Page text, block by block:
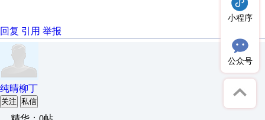
回复 引用 举报
纯晴柳丁
关注 私信
小程序
公众号